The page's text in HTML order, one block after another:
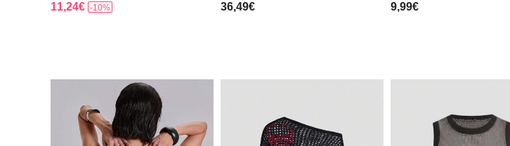
11,24€ -10% 36,49€ 9,99€